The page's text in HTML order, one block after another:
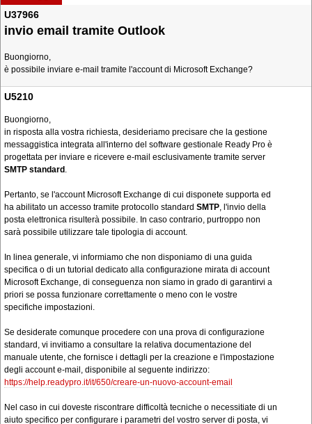
U37966
invio email tramite Outlook
Buongiorno,
è possibile inviare e-mail tramite l'account di Microsoft Exchange?
U5210
Buongiorno,
in risposta alla vostra richiesta, desideriamo precisare che la gestione
messaggistica integrata all'interno del software gestionale Ready Pro è
progettata per inviare e ricevere e-mail esclusivamente tramite server
SMTP standard .
Pertanto, se l'account Microsoft Exchange di cui disponete supporta ed
ha abilitato un accesso tramite protocollo standard SMTP, l'invio della
posta elettronica risulterà possibile. In caso contrario, purtroppo non
sarà possibile utilizzare tale tipologia di account.
In linea generale, vi informiamo che non disponiamo di una guida
specifica o di un tutorial dedicato alla configurazione mirata di account
Microsoft Exchange, di conseguenza non siamo in grado di garantirvi a
priori se possa funzionare correttamente o meno con le vostre
specifiche impostazioni.
Se desiderate comunque procedere con una prova di configurazione
standard, vi invitiamo a consultare la relativa documentazione del
manuale utente, che fornisce i dettagli per la creazione e l'impostazione
degli account e-mail, disponibile al seguente indirizzo:
https://help.readypro.it/it/650/creare-un-nuovo-account-email
Nel caso in cui doveste riscontrare difficoltà tecniche o necessitiate di un
aiuto specifico per configurare i parametri del vostro server di posta, vi